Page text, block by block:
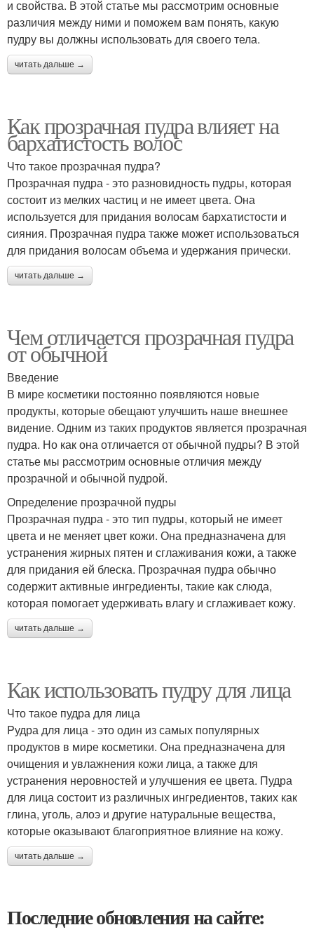
и свойства. В этой статье мы рассмотрим основные
различия между ними и поможем вам понять, какую
пудру вы должны использовать для своего тела.
читать дальше →
Как прозрачная пудра влияет на
бархатистость волос
Что такое прозрачная пудра?
Прозрачная пудра - это разновидность пудры, которая
состоит из мелких частиц и не имеет цвета. Она
используется для придания волосам бархатистости и
сияния. Прозрачная пудра также может использоваться
для придания волосам объема и удержания прически.
читать дальше →
Чем отличается прозрачная пудра
от обычной
Введение
В мире косметики постоянно появляются новые
продукты, которые обещают улучшить наше внешнее
видение. Одним из таких продуктов является прозрачная
пудра. Но как она отличается от обычной пудры? В этой
статье мы рассмотрим основные отличия между
прозрачной и обычной пудрой.
Определение прозрачной пудры
Прозрачная пудра - это тип пудры, который не имеет
цвета и не меняет цвет кожи. Она предназначена для
устранения жирных пятен и сглаживания кожи, а также
для придания ей блеска. Прозрачная пудра обычно
содержит активные ингредиенты, такие как слюда,
которая помогает удерживать влагу и сглаживает кожу.
читать дальше →
Как использовать пудру для лица
Что такое пудра для лица
Pудра для лица - это один из самых популярных
продуктов в мире косметики. Она предназначена для
очищения и увлажнения кожи лица, а также для
устранения неровностей и улучшения ее цвета. Пудра
для лица состоит из различных ингредиентов, таких как
глина, уголь, алоэ и другие натуральные вещества,
которые оказывают благоприятное влияние на кожу.
читать дальше →
Последние обновления на сайте: